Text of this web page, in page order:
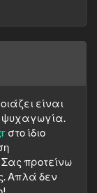
είναι
ψυχαγωγία.
στο ίδιο
προτείνω
Απλά δεν